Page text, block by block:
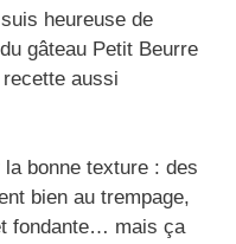
heureuse de
gâteau Petit Beurre
aussi
bonne texture : des
bien au trempage,
fondante… mais ça